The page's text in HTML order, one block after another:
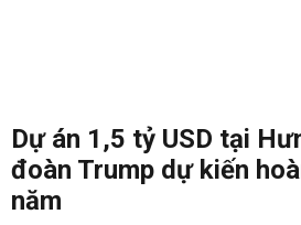
Dự án 1,5 tỷ USD tại
đoàn Trump dự kiến
năm